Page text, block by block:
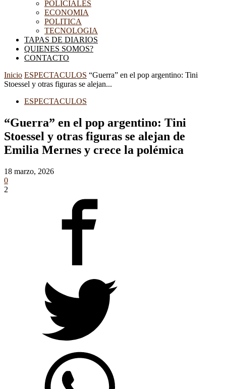
POLICIALES
ECONOMIA
POLITICA
TECNOLOGIA
TAPAS DE DIARIOS
QUIENES SOMOS?
CONTACTO
Inicio ESPECTACULOS “Guerra” en el pop argentino: Tini
Stoessel y otras figuras se alejan...
ESPECTACULOS
“Guerra” en el pop argentino: Tini
Stoessel y otras figuras se alejan de
Emilia Mernes y crece la polémica
18 marzo, 2026
0
2